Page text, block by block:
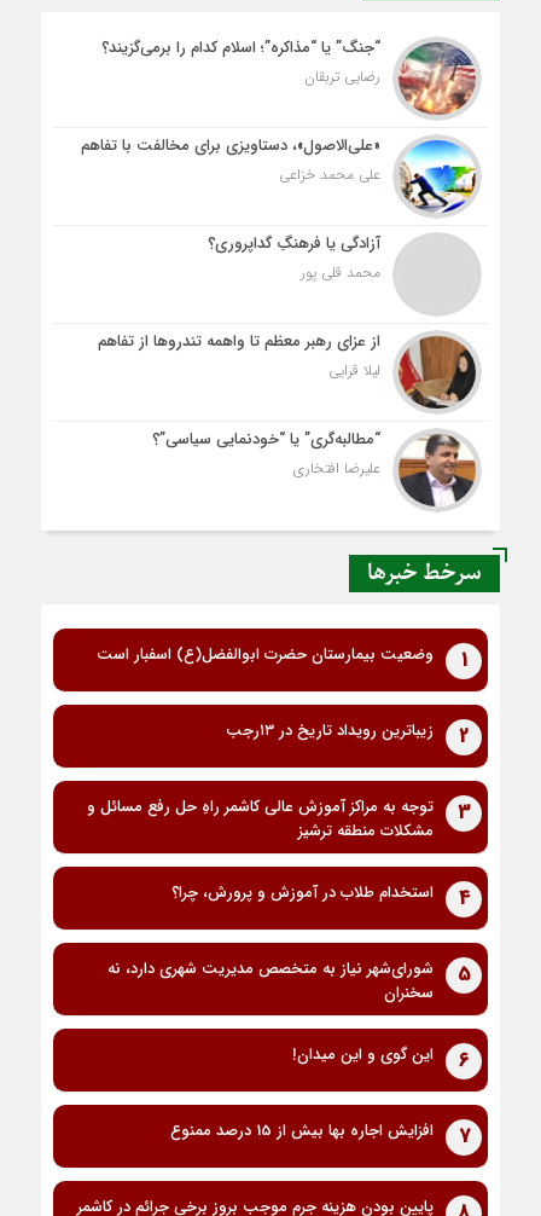
“جنگ” یا “مذاکره”؛ اسلام کدام را برمی‌گزیند؟
رضایی تربقان
«علی‌الاصول»، دستاویزی برای مخالفت با تفاهم
علی محمد خزاعی
آزادگی یا فرهنگِ گداپروری؟
محمد قلی پور
از عزای رهبر معظم تا واهمه تندروها از تفاهم
لیلا قرایی
“مطالبه‌گری” یا “خودنمایی سیاسی”؟
علیرضا افتخاری
سرخط خبرها
1 وضعیت بیمارستان حضرت ابوالفضل(ع) اسفبار است
2 زیباترین رویداد تاریخ در ۱۳رجب
3
توجه به مراکز آموزش عالی کاشمر راهِ حل رفع مسائل و
مشکلات منطقه ترشیز
4 استخدام طلاب در آموزش و پرورش، چرا؟
5
شورای‌شهر نیاز به متخصص مدیریت شهری دارد، نه
سخنران
6 این گوی و این میدان!
7 افزایش اجاره بها بیش از 15 درصد ممنوع
پایین بودن هزینه جرم موجب بروز برخی جرائم در کاشمر